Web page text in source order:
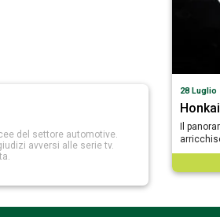
del settore automotive.
avversi alle serie tv.
28 Luglio
Il